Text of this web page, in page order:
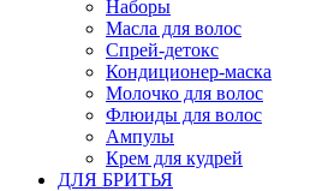
Наборы
Масла для волос
Спрей-детокс
Кондиционер-маска
Молочко для волос
Флюиды для волос
Ампулы
Крем для кудрей
ДЛЯ БРИТЬЯ